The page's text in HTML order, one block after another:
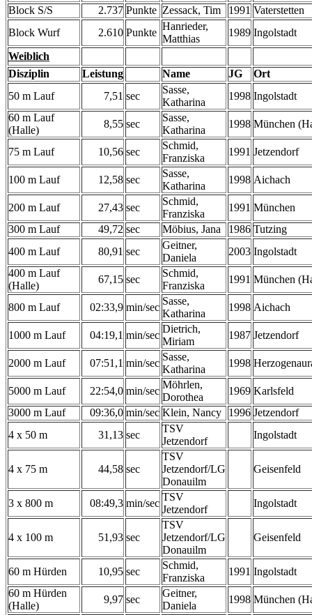
Block S/S
2.737 Punkte Zessack, Tim 1991 Vaterstetten
Block Wurf
2.610 Punkte
Hanrieder,
Matthias
1989 Ingolstadt
Weiblich
Disziplin
Leistung Name JG
Ort
50 m Lauf
7,51 sec
Sasse,
Katharina
1998 Ingolstadt
60 m Lauf
(Halle)
8,55 sec
Sasse,
Katharina
1998 München
75 m Lauf 10,56 sec
Schmid,
Franziska
1991 Jetzendorf
100 m Lauf 12,58 sec
Sasse,
Katharina
1998 Aichach
200 m Lauf 27,43 sec
Schmid,
Franziska
1991 München
300 m Lauf
49,72 sec Möbius, Jana 1986 Tutzing
400 m Lauf
80,91 sec
Geitner,
Daniela
2003 Ingolstadt
400 m Lauf
(Halle)
67,15 sec
Schmid,
Franziska
1991 München
800 m Lauf 02:33,9 min/sec
Sasse,
Katharina
1998 Aichach
1000 m Lauf 04:19,1 min/sec
Dietrich,
Miriam
1987 Jetzendorf
2000 m Lauf 07:51,1 min/sec
Sasse,
Katharina
1998
5000 m Lauf 22:54,0 min/sec
Möhrlen,
Dorothea
1969 Karlsfeld
3000 m Lauf
09:36,0 min/sec Klein, Nancy 1996 Jetzendorf
4 x 50 m
31,13 sec
TSV
Jetzendorf
Ingolstadt
4 x 75 m 44,58 sec
TSV
Jetzendorf/LG
Donauilm
Geisenfeld
3 x 800 m 08:49,3 min/sec
TSV
Jetzendorf
Ingolstadt
4 x 100 m 51,93 sec
TSV
Jetzendorf/LG
Donauilm
Geisenfeld
60 m Hürden 10,95 sec
Schmid,
Franziska
1991 Ingolstadt
60 m Hürden
(Halle)
9,97 sec
Geitner,
Daniela
1998 München